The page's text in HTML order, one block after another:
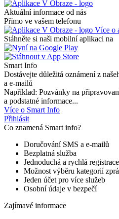
Aktuální informace od nás
Přímo ve vašem telefonu
Více o
Stáhněte si naši mobilní aplikaci na
Smart Info
Dostávejte důležitá oznámení z
a e-mailů
Například: Pozvánky na
a podstatné informace...
Více o Smart Info
Přihlásit
Co znamená Smart info?
Doručování SMS a e-mailů
Bezplatná služba
Jednoduchá a rychlá registrace
Možnost výběru kategorií
Jeden účet pro více služeb
Osobní údaje v bezpečí
Zajímavé informace